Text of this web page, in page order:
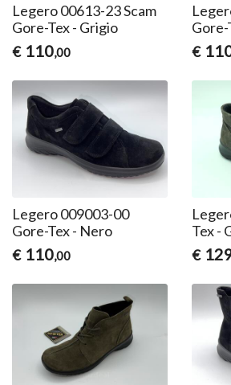
Legero 00613-23 Scam
Gore-Tex - Grigio
€ 110,00
Gore-
€
Legero 009003-00
Gore-Tex - Nero
€ 110,00
Tex -
€